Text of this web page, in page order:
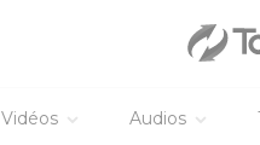
Vidéos Audios